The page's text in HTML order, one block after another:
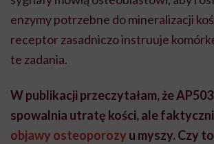
enzymy potrzebne do mineralizacji
receptor zasadniczo instruuje
te zadania.
W publikacji przeczytałam, że
spowalnia utratę kości, ale
objawy osteoporozy u myszy. Czy